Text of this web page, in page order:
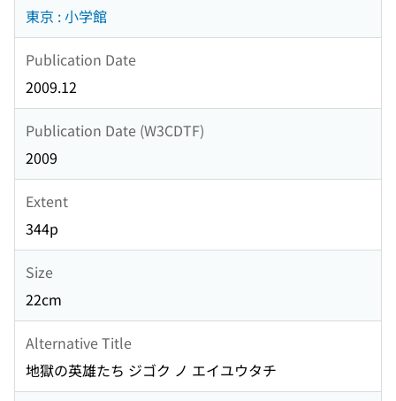
東京 : 小学館
Publication Date
2009.12
Publication Date (W3CDTF)
2009
Extent
344p
Size
22cm
Alternative Title
地獄の英雄たち ジゴク ノ エイユウタチ